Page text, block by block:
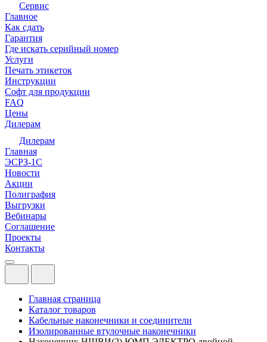
Сервис
Главное
Как сдать
Гарантия
Где искать серийный номер
Услуги
Печать этикеток
Инструкции
Софт для продукции
FAQ
Цены
Дилерам
Дилерам
Главная
ЭСРЗ-1С
Новости
Акции
Полиграфия
Выгрузки
Вебинары
Соглашение
Проекты
Контакты
Главная страница
Каталог товаров
Кабельные наконечники и соединители
Изолированные втулочные наконечники